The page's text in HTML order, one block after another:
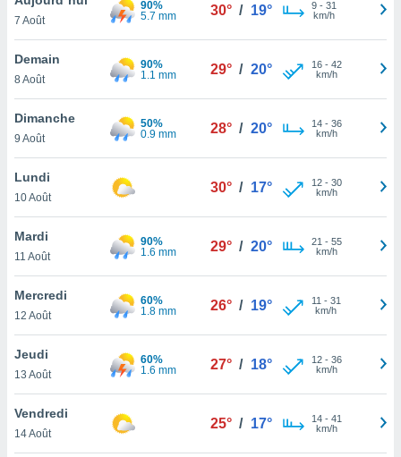
et
»,
au
vous
qu'ils
ou
le
ainsi
un
la
du
en
7 Août
90%
5.7 mm
30° / 19° 9- 31
km/h
Demain
8 Août
90%
1.1 mm
29° / 20° 16- 42
km/h
Dimanche
9 Août
50%
0.9 mm
28° / 20° 14- 36
km/h
Lundi
10 Août
30° / 17° 12- 30
km/h
Mardi
11 Août
90%
1.6 mm
29° / 20° 21 - 55
km/h
Mercredi
12 Août
60%
1.8 mm
26° / 19° 11 - 31
km/h
Jeudi
13 Août
60%
1.6 mm
27° / 18° 12- 36
km/h
Vendredi
14 Août
25° / 17° 14- 41
km/h